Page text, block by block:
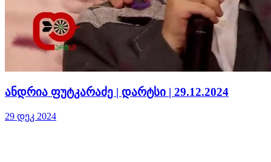
ანდრია ფუტკარაძე | დარტსი | 29.12.2024
29 დეკ 2024